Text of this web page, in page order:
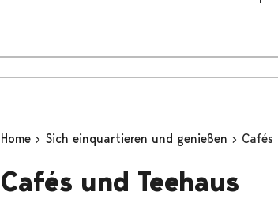
Home Sich einquartieren und genießen Cafés
Cafés und Teehaus